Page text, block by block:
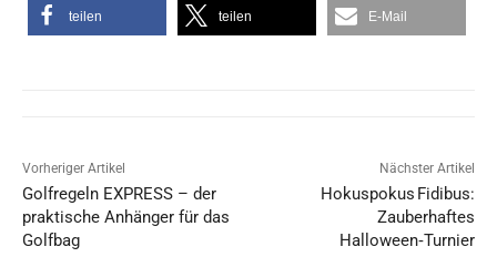
teilen teilen E-Mail
Vorheriger Artikel
Golfregeln EXPRESS – der
praktische Anhänger für das
Golfbag
Nächster Artikel
Hokuspokus Fidibus:
Zauberhaftes
Halloween‑Turnier